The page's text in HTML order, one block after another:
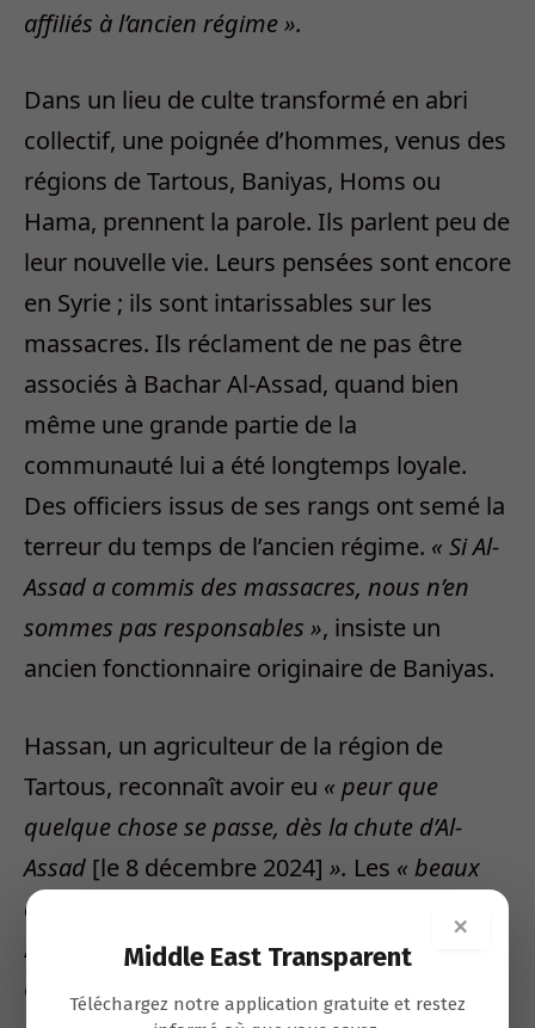
affiliés à l’ancien régime ».
Dans un lieu de culte transformé en abri
collectif, une poignée d’hommes, venus des
régions de Tartous, Baniyas, Homs ou
Hama, prennent la parole. Ils parlent peu de
leur nouvelle vie. Leurs pensées sont encore
en Syrie ; ils sont intarissables sur les
massacres. Ils réclament de ne pas être
associés à Bachar Al-Assad, quand bien
même une grande partie de la
communauté lui a été longtemps loyale.
Des officiers issus de ses rangs ont semé la
terreur du temps de l’ancien régime. « Si Al-
Assad a commis des massacres, nous n’en
sommes pas responsables », insiste un
ancien fonctionnaire originaire de Baniyas.
Hassan, un agriculteur de la région de
Tartous, reconnaît avoir eu « peur que
quelque chose se passe, dès la chute d’Al-
Assad [le 8 décembre 2024] ». Les « beaux
discours »
du nouvel homme fort de la Syrie,
Ahmed Al-Charaa, ne l’ont pas rassuré, et
encore moins les
« premières exactions »
×
Middle East Transparent
Téléchargez notre application gratuite et restez